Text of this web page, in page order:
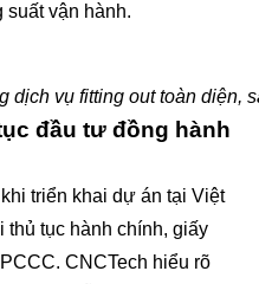
suất vận hành.
dịch vụ fitting out toàn diện,
đầu tư đồng hành
triển khai dự án tại Việt
tục hành chính, giấy
CNCTech hiểu rõ